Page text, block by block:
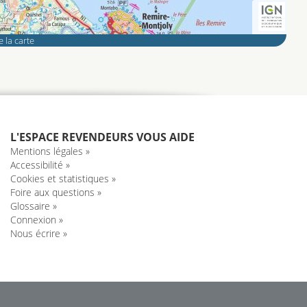
la carte
L'ESPACE REVENDEURS VOUS AIDE
Mentions légales »
Accessibilité »
Cookies et statistiques »
Foire aux questions »
Glossaire »
Connexion »
Nous écrire »